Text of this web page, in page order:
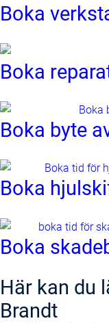
Boka
Boka
Boka byte
Boka
Boka
Här kan du
Brandt